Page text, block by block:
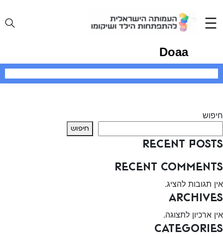
content
Doaa
חיפוש
חיפוש
Recent Posts
Recent Comments
אין תגובות להציג.
Archives
אין ארכיון לתצוגה.
Categories